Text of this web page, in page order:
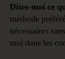
Dites-moi ce
méthode
nécessaires
moi dans les